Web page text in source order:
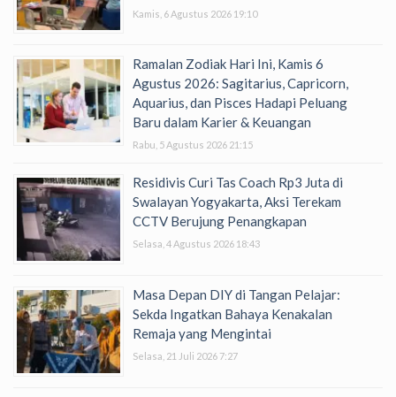
Kamis, 6 Agustus 2026 19:10
Ramalan Zodiak Hari Ini, Kamis 6
Agustus 2026: Sagitarius, Capricorn,
Aquarius, dan Pisces Hadapi Peluang
Baru dalam Karier & Keuangan
Rabu, 5 Agustus 2026 21:15
Residivis Curi Tas Coach Rp3 Juta di
Swalayan Yogyakarta, Aksi Terekam
CCTV Berujung Penangkapan
Selasa, 4 Agustus 2026 18:43
Masa Depan DIY di Tangan Pelajar:
Sekda Ingatkan Bahaya Kenakalan
Remaja yang Mengintai
Selasa, 21 Juli 2026 7:27